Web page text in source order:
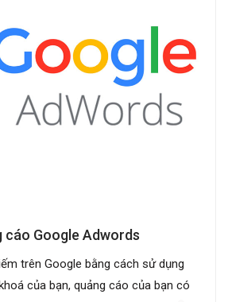
cáo Google Adwords
trên Google bằng cách sử dụng
của bạn, quảng cáo của bạn có